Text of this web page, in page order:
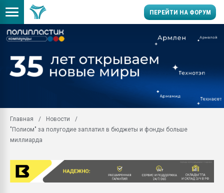
ПЕРЕЙТИ НА ФОРУМ
производство SPC
заводу пластмасс"
28.07.2026
первый план в
Главная
Новости
"Полиом" за полугодие заплатил в бюджеты и фонды больше
миллиарда